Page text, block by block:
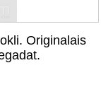
Originalais